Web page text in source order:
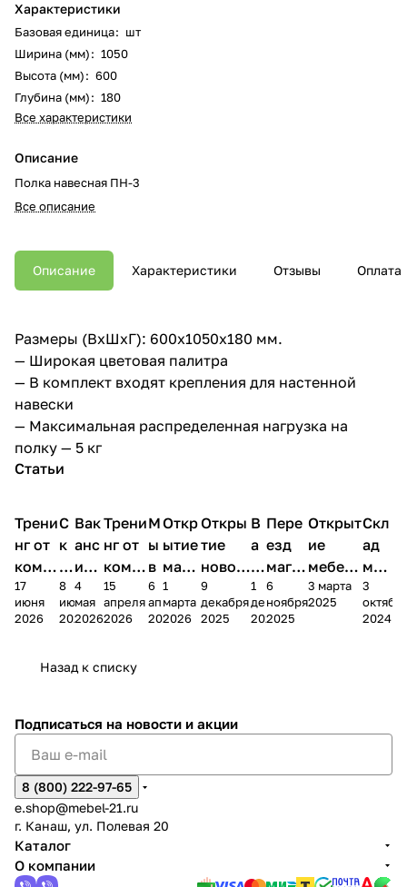
Характеристики
Базовая единица: шт
Ширина (мм): 1050
Высота (мм): 600
Глубина (мм): 180
Все характеристики
Описание
Полка навесная ПН-3
Все описание
Описание Характеристики Отзывы Оплата
Размеры (ВхШхГ): 600х1050х180 мм.
— Широкая цветовая палитра
— В комплект входят крепления для настенной
навески
— Максимальная распределенная нагрузка на
полку — 5 кг
Статьи
Трени
нг от
комп
ании
Мело
17
июня
2026
С
к
и
д
к
2
8
июня
2026
Вак
анс
ия в
Чеб
окс
4
мая
2026
Трени
нг от
комп
ании
Мело
15
апреля
2026
М
ы
в
М
А
6
апреля
2026
Откр
ытие
мага
зина
в
1
марта
2026
Откры
тие
новог
о
магаз
9
декабря
2025
В
а
к
а
н
1
декабря
2025
Пере
езд
магаз
ина в
г.
6
ноября
2025
Открыт
ие
мебель
ного
салона
3 марта
2025
Скл
ад
меб
ели
пер
3
2024
Назад к списку
Подписаться на новости и акции
8 (800) 222-97-65
e.shop@mebel-21.ru
г. Канаш, ул. Полевая 20
Каталог
О компании